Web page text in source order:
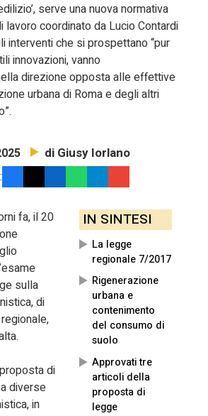
serve una nuova normativa
lavoro coordinato da Lucio Contardi
interventi che si prospettano “pur
innovazioni, vanno
direzione opposta alle effettive
urbana di Roma e degli altri
di Giusy Iorlano
IN SINTESI
La legge
regionale 7/2017
Rigenerazione
urbana e
contenimento
del consumo di
suolo
Approvati tre
articoli della
proposta di
legge
fa, il 20
sulla
di
di
diverse
in